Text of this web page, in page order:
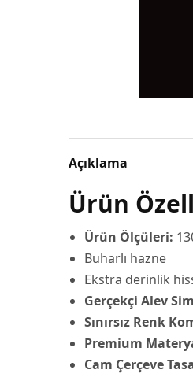
Açıklama
Ürün
Ürün Ölçüleri:
Buharlı hazne
Ekstra derinlik
Gerçekçi Alev
Sınırsız Renk
Premium
Cam Çerçeve